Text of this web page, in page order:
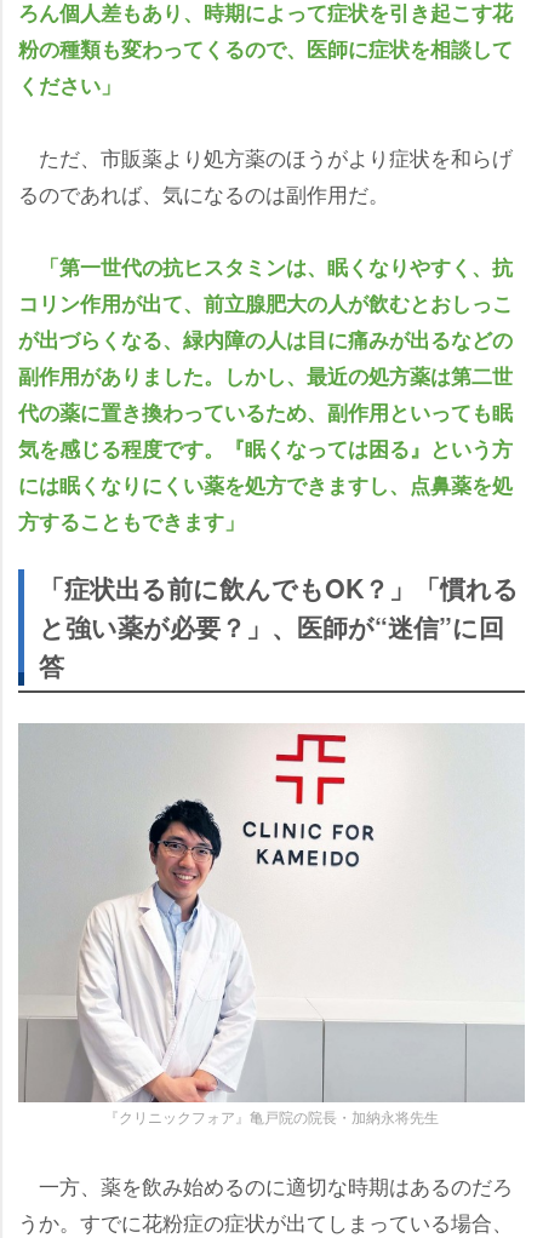
ろん個人差もあり、時期によって症状を引き起こす花
粉の種類も変わってくるので、医師に症状を相談して
ください」
ただ、市販薬より処方薬のほうがより症状を和らげ
るのであれば、気になるのは副作用だ。
「第一世代の抗ヒスタミンは、眠くなりやすく、抗
コリン作用が出て、前立腺肥大の人が飲むとおしっこ
が出づらくなる、緑内障の人は目に痛みが出るなどの
副作用がありました。しかし、最近の処方薬は第二世
代の薬に置き換わっているため、副作用といっても眠
気を感じる程度です。『眠くなっては困る』という方
には眠くなりにくい薬を処方できますし、点鼻薬を処
方することもできます」
「症状出る前に飲んでもOK？」「慣れる
と強い薬が必要？」、医師が“迷信”に回
答
『クリニックフォア』亀戸院の院長・加納永将先生
一方、薬を飲み始めるのに適切な時期はあるのだろ
うか。すでに花粉症の症状が出てしまっている場合、